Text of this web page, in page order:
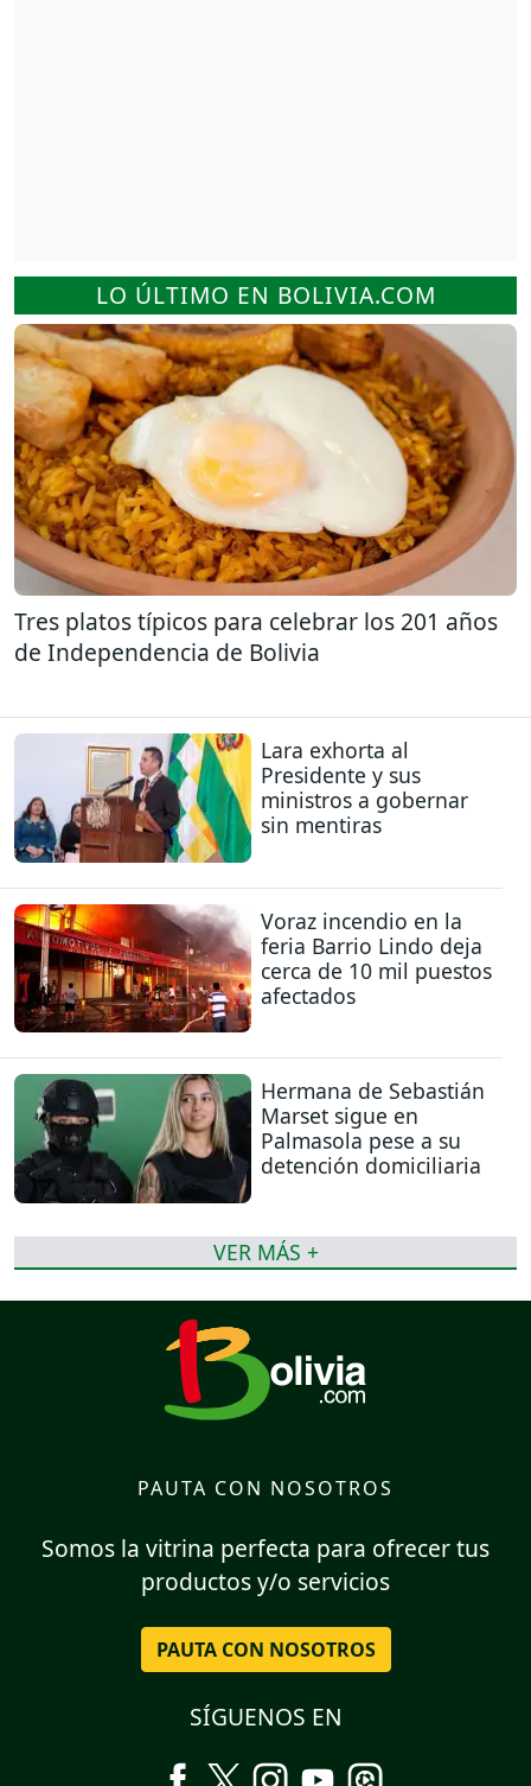
LO ÚLTIMO EN BOLIVIA.COM
Tres platos típicos para celebrar los 201 años
de Independencia de Bolivia
Lara exhorta al
Presidente y sus
ministros a gobernar
sin mentiras
Voraz incendio en la
feria Barrio Lindo deja
cerca de 10 mil puestos
afectados
Hermana de Sebastián
Marset sigue en
Palmasola pese a su
detención domiciliaria
VER MÁS +
PAUTA CON NOSOTROS
Somos la vitrina perfecta para ofrecer tus
productos y/o servicios
PAUTA CON NOSOTROS
SÍGUENOS EN